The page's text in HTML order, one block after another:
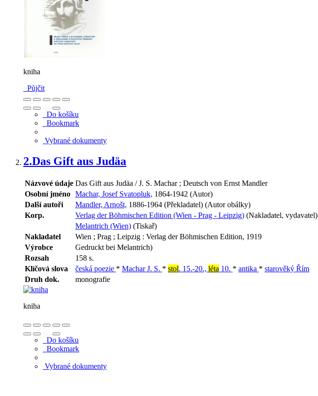
kniha
Půjčit
Do košíku
Bookmark
Vybrané dokumenty
2.Das Gift aus Judäa
Názvové údaje Das Gift aus Judäa / J. S. Machar ; Deutsch von Ernst Mandler
Osobní jméno Machar, Josef Svatopluk, 1864-1942 (Autor)
Další autoři
Mandler, Arnošt, 1886-1964 (Překladatel) (Autor obálky)
Korp.
Verlag der Böhmischen Edition (Wien - Prag - Leipzig) (Nakladatel, vydavatel)
Melantrich (Wien) (Tiskař)
Nakladatel
Wien ; Prag ; Leipzig : Verlag der Böhmischen Edition, 1919
Výrobce
Gedruckt bei Melantrich)
Rozsah
158 s.
Klíčová slova
česká poezie * Machar J. S. * stol. 15.-20., léta 10. * antika * starověký Řím
Druh dok.
monografie
kniha
Do košíku
Bookmark
Vybrané dokumenty